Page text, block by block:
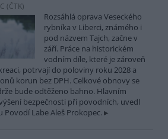
(ČTK)
Rozsáhlá oprava Veseckého
rybníka v Liberci, známého i
pod názvem Tajch, začne v
září. Práce na historickém
vodním díle, které je zároveň
potrvají do poloviny roku 2028 a
korun bez DPH. Celkové obnovy se
bude odtěženo bahno. Hlavním
bezpečnosti při povodních, uvedl
Labe Aleš Prokopec.